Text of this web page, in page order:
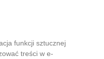
funkcji sztucznej
treści w e-